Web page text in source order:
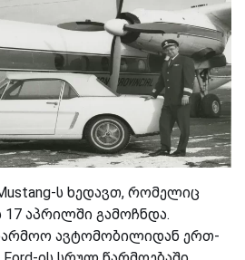
ს ხედავთ, რომელიც
აპრილში გამოჩნდა.
ავტომობილიდან ერთ-